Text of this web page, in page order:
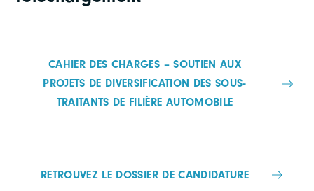
CAHIER DES CHARGES – SOUTIEN AUX
PROJETS DE DIVERSIFICATION DES SOUS-
TRAITANTS DE FILIÈRE AUTOMOBILE
RETROUVEZ LE DOSSIER DE CANDIDATURE